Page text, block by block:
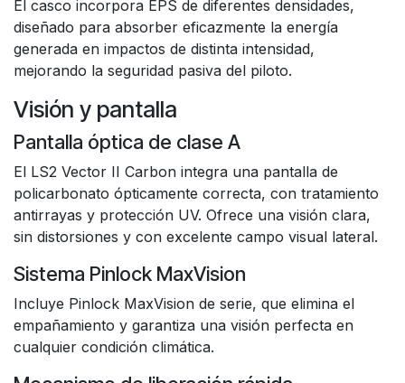
El casco incorpora EPS de diferentes densidades,
diseñado para absorber eficazmente la energía
generada en impactos de distinta intensidad,
mejorando la seguridad pasiva del piloto.
Visión y pantalla
Pantalla óptica de clase A
El LS2 Vector II Carbon integra una pantalla de
policarbonato ópticamente correcta, con tratamiento
antirrayas y protección UV. Ofrece una visión clara,
sin distorsiones y con excelente campo visual lateral.
Sistema Pinlock MaxVision
Incluye Pinlock MaxVision de serie, que elimina el
empañamiento y garantiza una visión perfecta en
cualquier condición climática.